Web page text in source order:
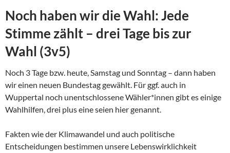
Noch haben wir die Wahl: Jede
Stimme zählt – drei Tage bis zur
Wahl (3v5)
Noch 3 Tage bzw. heute, Samstag und Sonntag – dann haben
wir einen neuen Bundestag gewählt. Für ggf. auch in
Wuppertal noch unentschlossene Wähler*innen gibt es einige
Wahlhilfen, drei plus eine seien hier genannt.
Fakten wie der Klimawandel und auch politische
Entscheidungen bestimmen unsere Lebenswirklichkeit